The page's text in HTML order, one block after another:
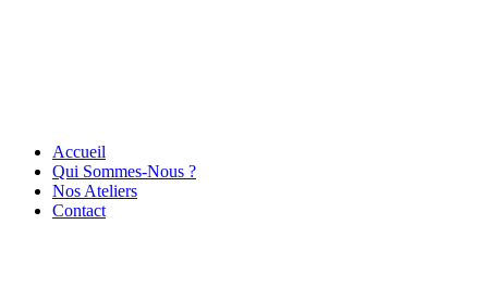
Accueil
Qui Sommes-Nous ?
Nos Ateliers
Contact